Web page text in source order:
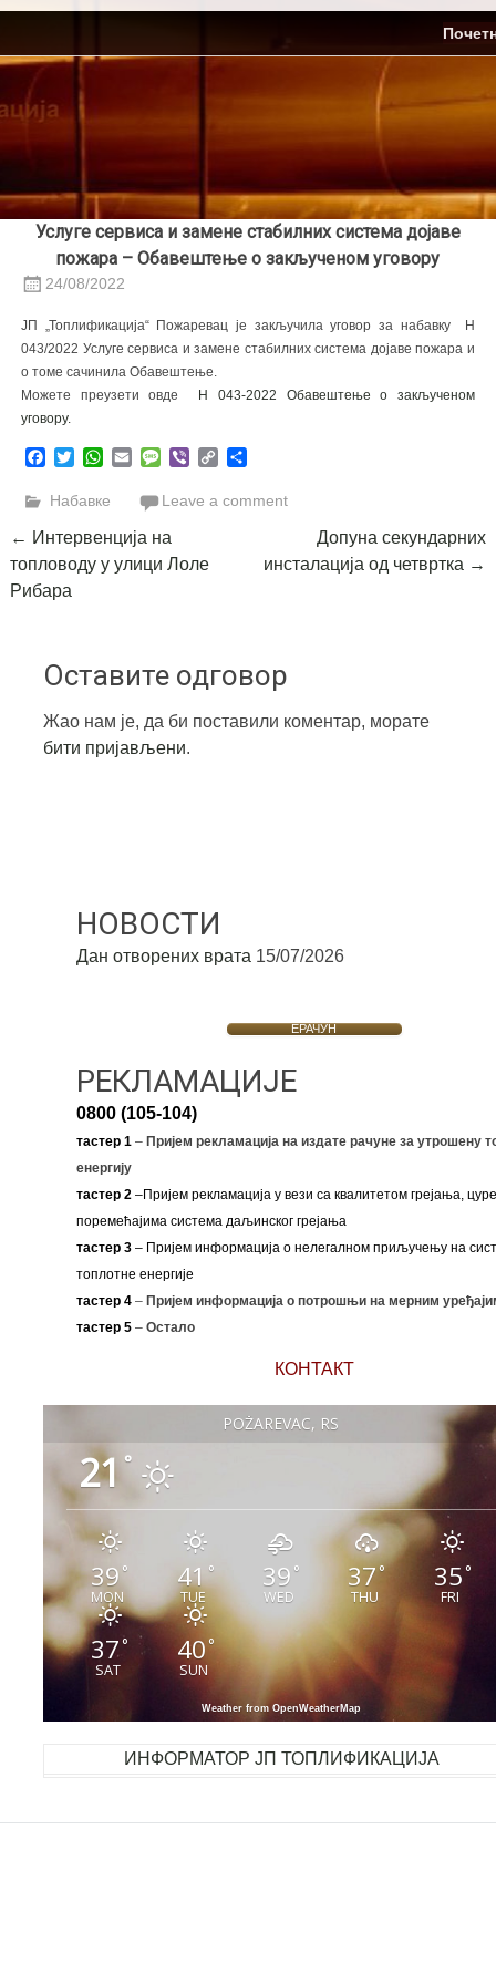
Skip
content
Услуге сервиса и замене стабилних система дојаве
пожара – Обавештење о закљученом уговору
24/08/2022
ЈП „Топлификација“ Пожаревац је закључила уговор за набавку Н
043/2022 Услуге сервиса и замене стабилних система дојаве пожара и
о томе сачинила Обавештење.
Можете преузети овде
Н 043-2022 Обавештење о закљученом
уговору.
Facebook
TwitterWhatsApp
EmailMessage
ViberCopy
Набавке Leave a comment
Post
navigation
← Интервенција на
топловоду у улици Лоле
Рибара
Допуна секундарних
инсталација од четвртка →
Оставите одговор
Жао нам је, да би поставили коментар, морате
бити пријављени.
НОВОСТИ
Дан отворених врата 15/07/2026
ЕРАЧУН
РЕКЛАМАЦИЈЕ
0800 (105-104)
тастер 1–Пријем рекламација на издате рачуне за утрошену
енергију
тастер 2–Пријем рекламација у вези са квалитетом грејања,
поремећајима система даљинског грејања
тастер 3– Пријем информација о нелегалном приључењу на
топлотне енергије
тастер 4 – Пријем информација о потрошњи на мерним
тастер 5 – Остало
КОНТАКТ
POŽAREVAC, RS
21 °
39°
MON
41°
TUE
39 °
WED
37°
THU
35°
FRI
37°
SAT
40°
SUN
Weather from OpenWeatherMap
ИНФОРМАТОР ЈП ТОПЛИФИКАЦИЈА